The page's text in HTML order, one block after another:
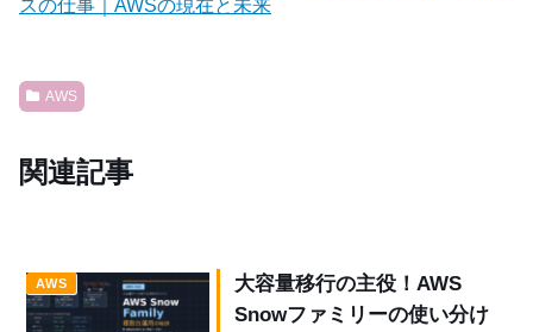
スの仕事｜AWSの現在と未来
AWS
関連記事
AWS
大容量移行の主役！AWS
Snowファミリーの使い分け